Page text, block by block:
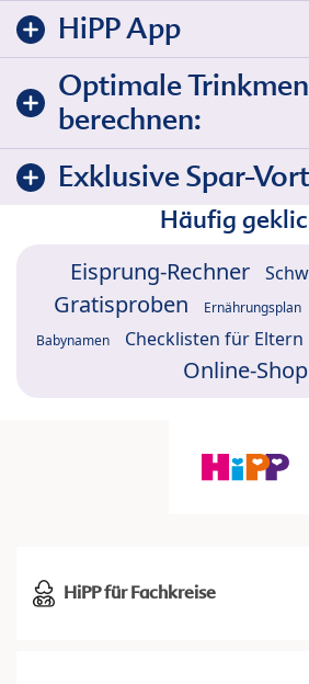
HiPP App
Optimale
berechnen:
Exklusive Spar-
Häufig
Eisprung-Rechner
Gratisproben Ernährungsplan
Babynamen Checklisten für Eltern
Online-Shop
HiPP für Fachkreise